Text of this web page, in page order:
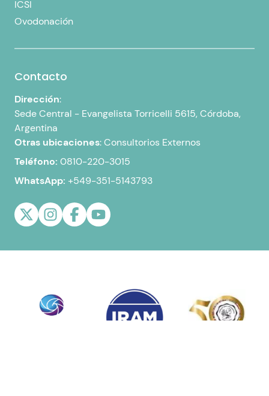
ICSI
Ovodonación
Contacto
Dirección:
Sede Central - Evangelista Torricelli 5615, Córdoba,
Argentina
Otras ubicaciones:Consultorios Externos
Teléfono: 0810-220-3015
WhatsApp: +549-351-5143793